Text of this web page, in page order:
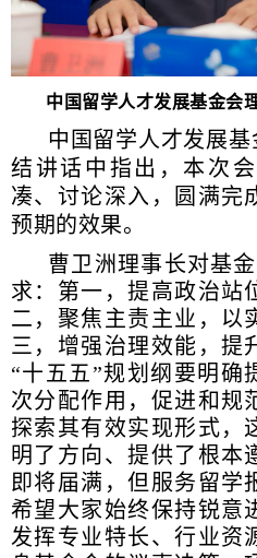
中国留学人才发展基金会
中国留学人才发展
结讲话中指出，本次
凑、讨论深入，圆满完
预期的效果。
曹卫洲理事长对基
求：第一，提高政治站
二，聚焦主责主业，以
三，增强治理效能，提
“十五五”规划纲要明确
次分配作用，促进和规
探索其有效实现形式，
明了方向、提供了根本
即将届满，但服务留学
希望大家始终保持锐意
发挥专业特长、行业资